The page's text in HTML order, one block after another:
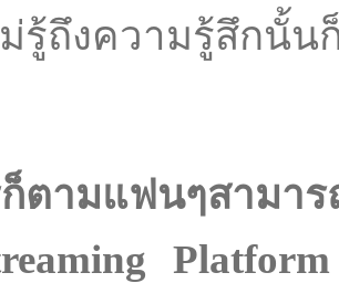
ม่รู้ถึงความรู้สึกนั้น
ก็ตามแฟนๆสามา